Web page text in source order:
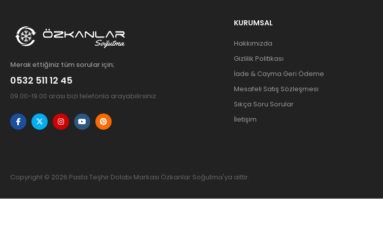
Merak ettiğiniz tüm sorular için;
0532 511 12 45
09.00-19.00 arası bizi telefonla arayabilirsiniz
KURUMSAL
Hakkımızda
Gizlilik Politikası
İade & Cayma Geri Ödeme
Mesafeli Satış Sözleşmesi
Sıkça Soru Sorular
İletişim
Copyright © 2026 Pasta Teşhir Dolabı Markası Özkanlar Soğutma'ya aittir.